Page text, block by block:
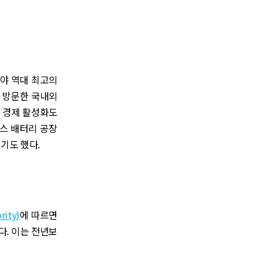
역대 최고의
문한 국내외
제 활성화도
배터리 공장
도 했다.
에 따르면
. 이는 전년보